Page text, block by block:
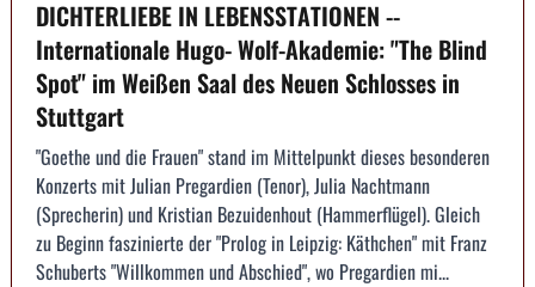
DICHTERLIEBE IN LEBENSSTATIONEN --
Internationale Hugo- Wolf-Akademie: "The Blind
Spot" im Weißen Saal des Neuen Schlosses in
Stuttgart
"Goethe und die Frauen" stand im Mittelpunkt dieses besonderen
Konzerts mit Julian Pregardien (Tenor), Julia Nachtmann
(Sprecherin) und Kristian Bezuidenhout (Hammerflügel). Gleich
zu Beginn faszinierte der "Prolog in Leipzig: Käthchen" mit Franz
Schuberts "Willkommen und Abschied", wo Pregardien mi...